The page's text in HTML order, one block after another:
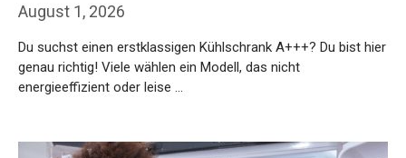
August 1, 2026
Du suchst einen erstklassigen Kühlschrank A+++? Du bist hier
genau richtig! Viele wählen ein Modell, das nicht
energieeffizient oder leise …